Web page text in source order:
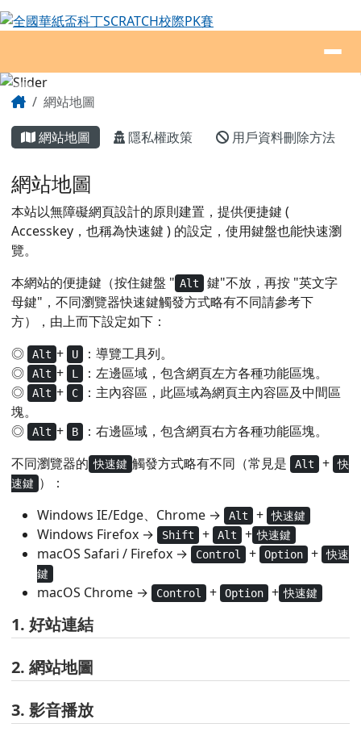
跳至主內容區
全國華紙盃科丁SCRATCH校際PK賽
主內容區域
Home網站地圖
網站地圖
隱私權政策 用戶資料刪除方法
網站地圖
本站以無障礙網頁設計的原則建置，提供便捷鍵 (
Accesskey，也稱為快速鍵 ) 的設定，使用鍵盤也能快速瀏
覽。
本網站的便捷鍵（按住鍵盤 " Alt
鍵"不放，再按 "英文字
母鍵"，不同瀏覽器快速鍵觸發方式略有不同請參考下
方），由上而下設定如下：
◎
Alt + U
：導覽工具列。
◎
Alt + L
：左邊區域，包含網頁左方各種功能區塊。
◎
Alt + C
：主內容區，此區域為網頁主內容區及中間區
塊。
◎
Alt + B
：右邊區域，包含網頁右方各種功能區塊。
不同瀏覽器的 快速鍵 觸發方式略有不同（常見是 Alt +
快
速鍵 ）：
Windows IE/Edge、Chrome →
Alt + 快速鍵
Windows Firefox → Shift + Alt + 快速鍵
macOS Safari / Firefox → Control + Option +
快速
鍵
macOS Chrome → Control + Option + 快速鍵
1. 好站連結
2. 網站地圖
3. 影音播放
頁尾區域